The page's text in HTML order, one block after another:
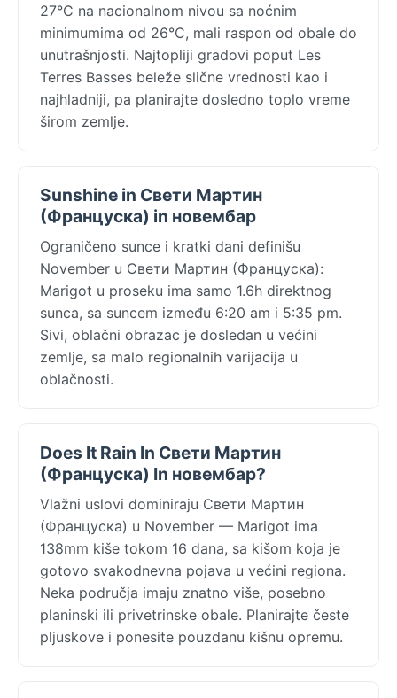
27°C na nacionalnom nivou sa noćnim
minimumima od 26°C, mali raspon od obale do
unutrašnjosti. Najtopliji gradovi poput Les
Terres Basses beleže slične vrednosti kao i
najhladniji, pa planirajte dosledno toplo vreme
širom zemlje.
Sunshine in Свети Мартин
(Француска) in новембар
Ograničeno sunce i kratki dani definišu
November u Свети Мартин (Француска):
Marigot u proseku ima samo 1.6h direktnog
sunca, sa suncem između 6:20 am i 5:35 pm.
Sivi, oblačni obrazac je dosledan u većini
zemlje, sa malo regionalnih varijacija u
oblačnosti.
Does It Rain In Свети Мартин
(Француска) In новембар?
Vlažni uslovi dominiraju Свети Мартин
(Француска) u November — Marigot ima
138mm kiše tokom 16 dana, sa kišom koja je
gotovo svakodnevna pojava u većini regiona.
Neka područja imaju znatno više, posebno
planinski ili privetrinske obale. Planirajte česte
pljuskove i ponesite pouzdanu kišnu opremu.